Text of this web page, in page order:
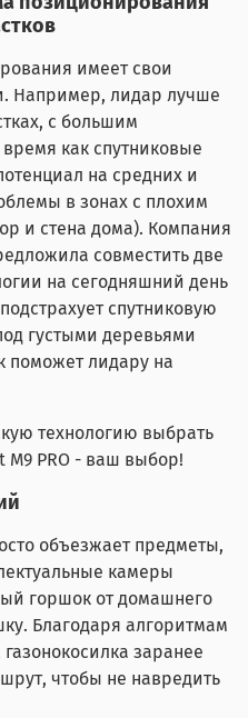
имеет свои
Например, лидар лучше
с большим
как спутниковые
на средних и
в зонах с плохим
и стена дома). Компания
совместить две
на сегодняшний день
спутниковую
густыми деревьями
поможет лидару на
технологию выбрать
M9 PRO - ваш выбор!
объезжает предметы,
камеры
горшок от домашнего
Благодаря алгоритмам
газонокосилка заранее
чтобы не навредить